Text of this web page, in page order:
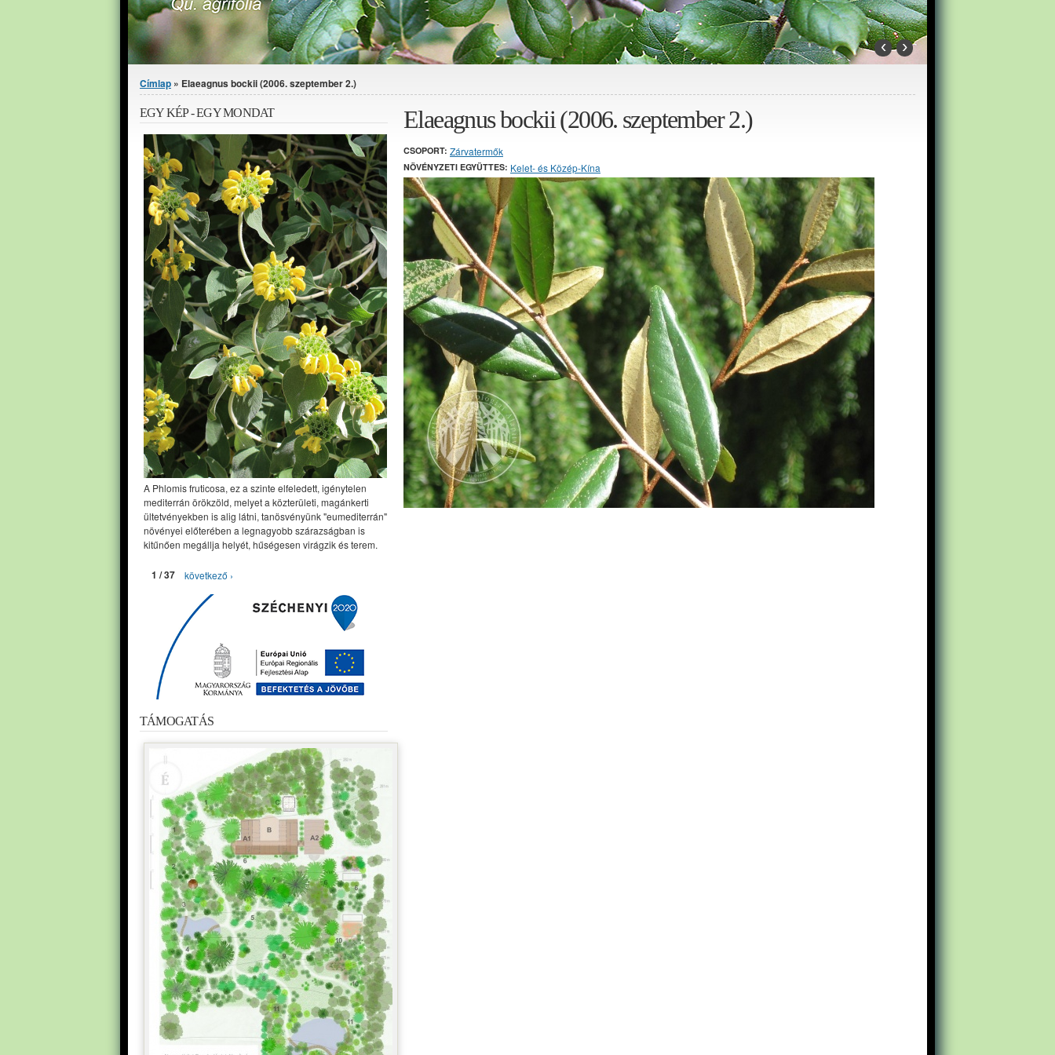
‹ ›
Jelenlegi hely
Címlap » Elaeagnus bockii (2006. szeptember 2.)
Elaeagnus bockii (2006. szeptember 2.)
CSOPORT: Zárvatermők
NÖVÉNYZETI EGYÜTTES: Kelet- és Közép-Kína
EGY KÉP - EGY MONDAT
A Phlomis fruticosa, ez a szinte elfeledett, igénytelen
mediterrán örökzöld, melyet a közterületi, magánkerti
ültetvényekben is alig látni, tanösvényünk "eumediterrán"
növényei előterében a legnagyobb szárazságban is
kitűnően megállja helyét, hűségesen virágzik és terem.
1 / 37 következő ›
TÁMOGATÁS